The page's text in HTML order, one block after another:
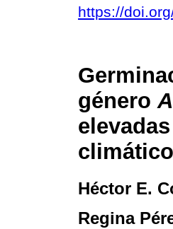
https://
género
climático
Héctor E.
Regina